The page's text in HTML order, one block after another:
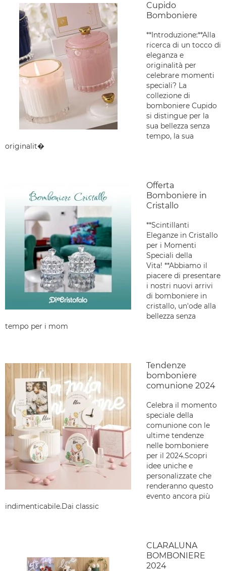
Cupido
Bomboniere
**Introduzione:**Alla
ricerca di un tocco di
eleganza e
originalità per
celebrare momenti
speciali? La
collezione di
bomboniere Cupido
si distingue per la
sua bellezza senza
tempo, la sua
originalit�
Offerta
Bomboniere in
Cristallo
**Scintillanti
Eleganze in Cristallo
per i Momenti
Speciali della
Vita! **Abbiamo il
piacere di presentare
i nostri nuovi arrivi
di bomboniere in
cristallo, un'ode alla
bellezza senza
tempo per i mom
Tendenze
bomboniere
comunione 2024
Celebra il momento
speciale della
comunione con le
ultime tendenze
nelle bomboniere
per il 2024.Scopri
idee uniche e
personalizzate che
renderanno questo
evento ancora più
indimenticabile.Dai classic
CLARALUNA
BOMBONIERE
2024